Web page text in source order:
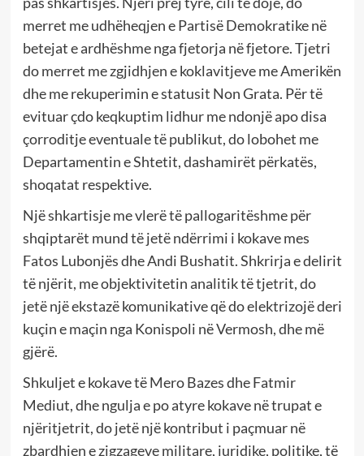
merret me udhëheqjen e Partisë Demokratike në
betejat e ardhëshme nga fjetorja në fjetore. Tjetri
do merret me zgjidhjen e koklavitjeve me Amerikën
dhe me rekuperimin e statusit Non Grata. Për të
evituar çdo keqkuptim lidhur me ndonjë apo disa
çorroditje eventuale të publikut, do lobohet me
Departamentin e Shtetit, dashamirët përkatës,
shoqatat respektive.
Një shkartisje me vlerë të pallogaritëshme për
shqiptarët mund të jetë ndërrimi i kokave mes
Fatos Lubonjës dhe Andi Bushatit. Shkrirja e delirit
të njërit, me objektivitetin analitik të tjetrit, do
jetë një ekstazë komunikative që do elektrizojë deri
kuçin e maçin nga Konispoli në Vermosh, dhe më
gjërë.
Shkuljet e kokave të Mero Bazes dhe Fatmir
Mediut, dhe ngulja e po atyre kokave në trupat e
njëritjetrit, do jetë një kontribut i paçmuar në
zbardhjen e zigzageve militare, juridike, politike, të